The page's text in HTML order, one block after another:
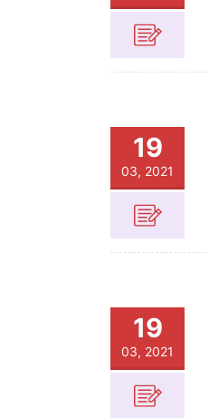
19
03, 2021
19
03, 2021